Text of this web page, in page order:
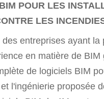
POUR LES
LES
entreprises ayant la
en matière de BIM
de logiciels BIM
et l'ingénierie proposée